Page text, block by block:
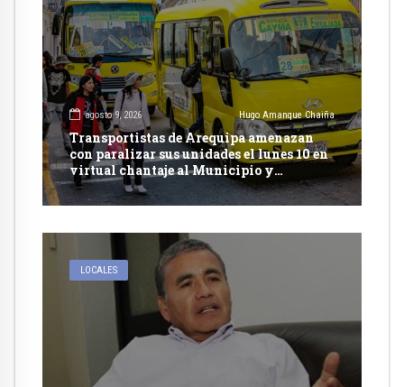
agosto 9, 2026 Hugo Amanque Chaiña
Transportistas de Arequipa amenazan
con paralizar sus unidades el lunes 10 en
virtual chantaje al Municipio y
presionan con recurrir al arbitraje
LOCALES